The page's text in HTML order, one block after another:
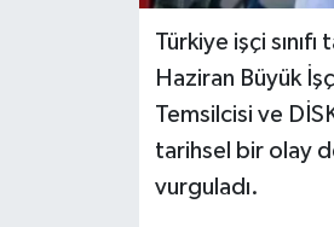
Türkiye işçi
Haziran Büyük
Temsilcisi ve
tarihsel bir olay
vurguladı.